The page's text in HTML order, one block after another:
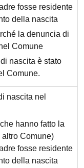
fosse residente
della nascita
la denuncia di
Comune
nascita è stato
Comune.
nascita nel
hanno fatto la
Comune)
fosse residente
della nascita